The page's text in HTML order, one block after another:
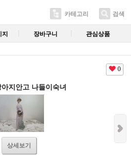
카테고리 검색
지 장바구니 관심상품
0
지안고 나들이숙녀
상세보기